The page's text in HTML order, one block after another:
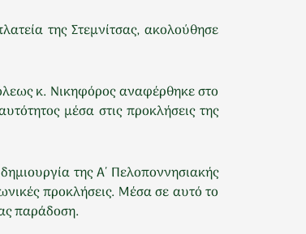
της Στεμνίτσας, ακολούθησε
κ. Νικηφόρος αναφέρθηκε στο
μέσα στις προκλήσεις της
της Α΄ Πελοποννησιακής
προκλήσεις. Μέσα σε αυτό το
παράδοση.